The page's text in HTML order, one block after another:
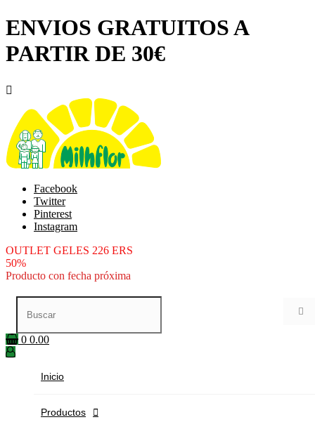
ENVIOS GRATUITOS A
PARTIR DE 30€

Facebook
Twitter
Pinterest
Instagram
OUTLET GELES 226 ERS
50%
Producto con fecha próxima

0 0.00
Inicio
Productos 